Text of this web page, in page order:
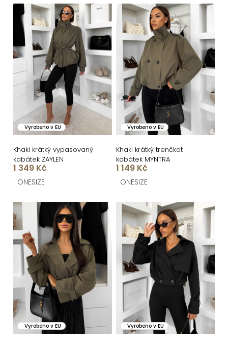
n
r
o
d
k
t
ů
p
i
s
p
o
d
u
k
ů
Vyrobeno v EU
Khaki krátký vypasovaný
kabátek ZAYLEN
1 349 Kč
ONESIZE
Vyrobeno v EU
Khaki krátký trenčkot
kabátek MYNTRA
1 149 Kč
ONESIZE
Vyrobeno v EU Vyrobeno v EU